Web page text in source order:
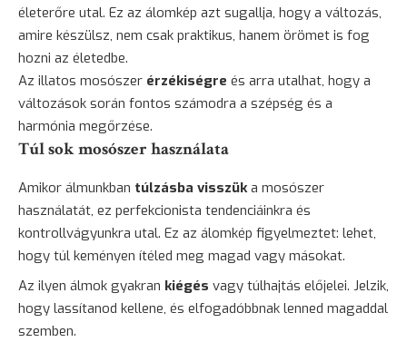
életerőre utal. Ez az álomkép azt sugallja, hogy a változás,
amire készülsz, nem csak praktikus, hanem örömet is fog
hozni az életedbe.
Az illatos mosószer érzékiségre és arra utalhat, hogy a
változások során fontos számodra a szépség és a
harmónia megőrzése.
Túl sok mosószer használata
Amikor álmunkban túlzásba visszüka mosószer
használatát, ez perfekcionista tendenciáinkra és
kontrollvágyunkra utal. Ez az álomkép figyelmeztet: lehet,
hogy túl keményen ítéled meg magad vagy másokat.
Az ilyen álmok gyakran kiégés vagy túlhajtás előjelei. Jelzik,
hogy lassítanod kellene, és elfogadóbbnak lenned magaddal
szemben.